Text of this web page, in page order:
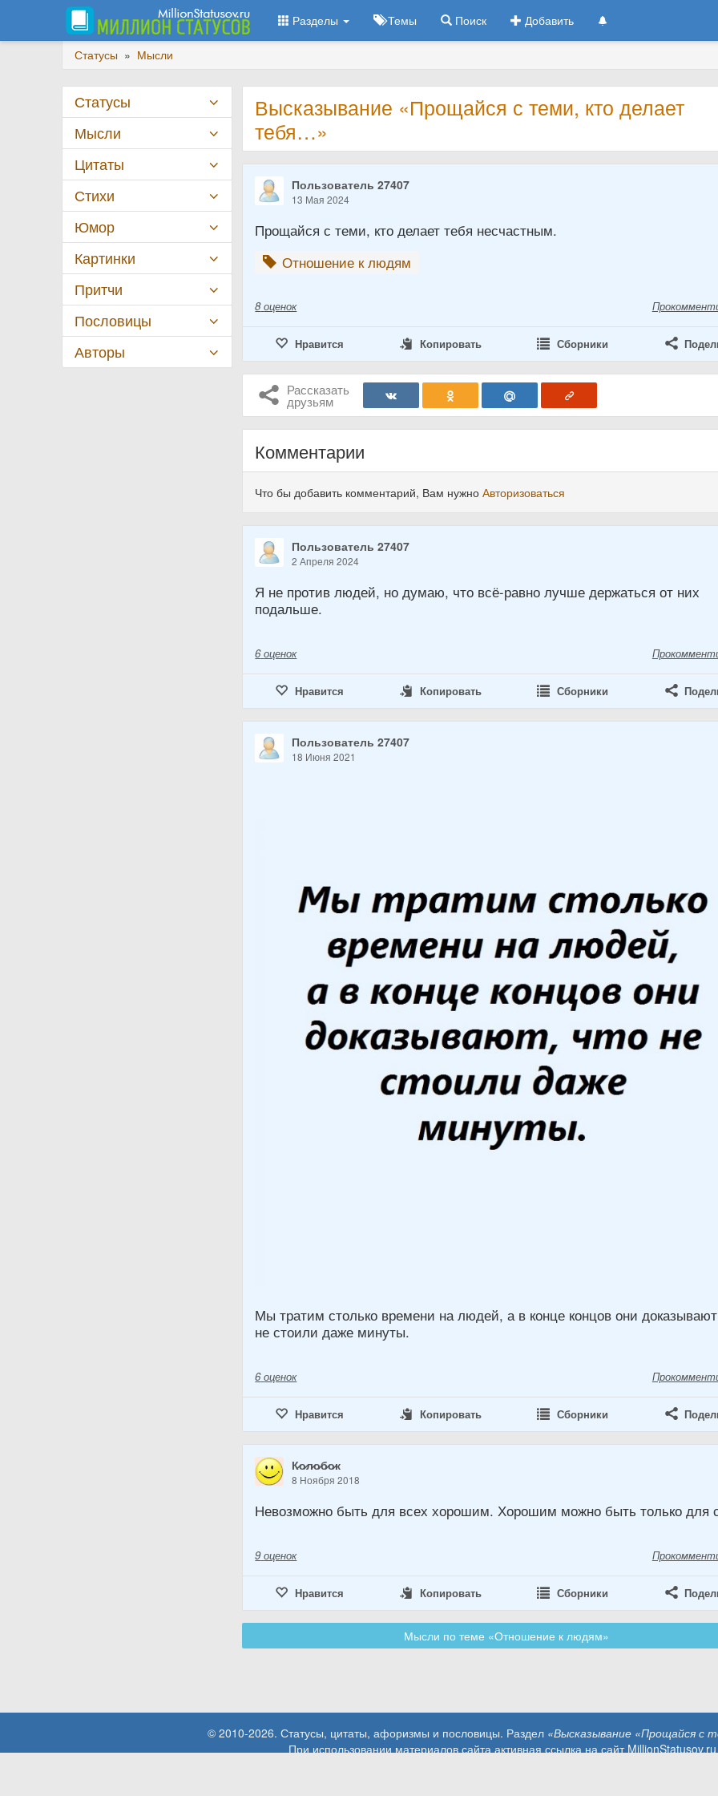
Разделы Темы Поиск Добавить
Статусы » Мысли
Высказывание «Прощайся с теми, кто делает
тебя…»
Пользователь 27407
13 Мая 2024
Прощайся с теми, кто делает тебя несчастным.
Отношение к людям
8 оценок
Нравится Копировать Сборники
Рассказать
друзьям
Комментарии
Что бы добавить комментарий, Вам нужноАвторизоваться
Пользователь 27407
2 Апреля 2024
Я не против людей, но думаю, что всё-равно лучше держаться от них
подальше.
6 оценок
Нравится Копировать Сборники
Пользователь 27407
18 Июня 2021
Мы тратим столько времени на людей, а в конце концов они
не стоили даже минуты.
6 оценок
Нравится Копировать Сборники
К̷о̷л̷о̷б̷о̷к
8 Ноября 2018
Невозможно быть для всех хорошим. Хорошим можно быть только для
9 оценок
Нравится Копировать Сборники
Мысли по теме «Отношение к людям»
Статусы
Мысли
Цитаты
Стихи
Юмор
Картинки
Притчи
Пословицы
Авторы
© 2010-2026. Статусы, цитаты, афоризмы и пословицы. Раздел «Высказывание «Прощайся
При использовании материалов сайта активная ссылка на сайт